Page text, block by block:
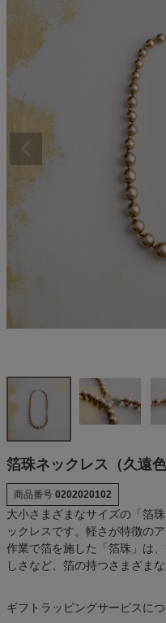
箔珠ネックレス（久遠色
商品番号 0202020102
大小さまざまなサイズの「箔
ックレスです。軽さが特徴の
作業で箔を施した「箔珠」は
しさなど、箔の持つさまざま
ギフトラッピングサービスに